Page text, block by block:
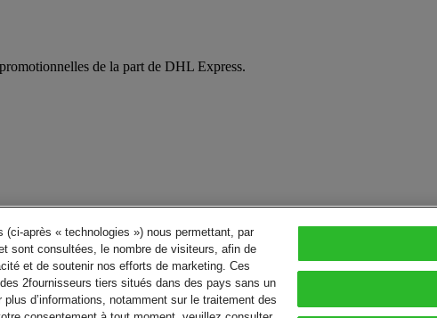
de la part de DHL Express.
après « technologies ») nous permettant, par
sont consultées, le nombre de visiteurs, afin de
et de soutenir nos efforts de marketing. Ces
2fournisseurs tiers situés dans des pays sans un
d’informations, notamment sur le traitement des